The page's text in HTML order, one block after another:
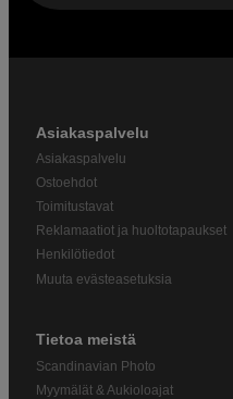
Asiakaspalvelu
Asiakaspalvelu
Ostoehdot
Toimitustavat
Reklamaatiot ja huoltotapaukset
Henkilötiedot
Muuta evästeasetuksia
Tietoa meistä
Scandinavian Photo
Myymälät & Aukioloajat